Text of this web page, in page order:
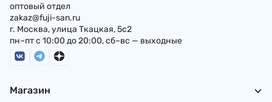
оптовый отдел
zakaz@fuji-san.ru
г. Москва, улица Ткацкая, 5с2
пн–пт с 10:00 до 20:00, сб–вс — выходные
Магазин